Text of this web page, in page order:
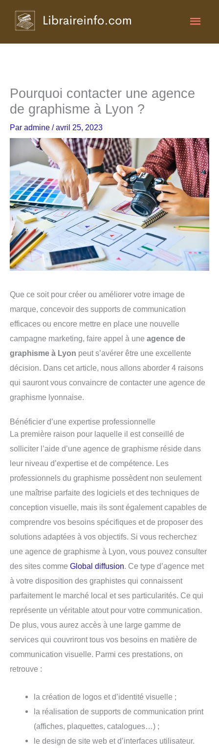
Pourquoi contacter une agence
de graphisme à Lyon ?
Par admine /avril 25, 2023
Que ce soit pour créer ou améliorer votre image de
marque, concevoir des supports de communication
efficaces ou encore mettre en place une nouvelle
campagne marketing, faire appel à une agence de
graphisme à Lyon peut s’avérer être une excellente
décision. Dans cet article, nous allons aborder 4 raisons
qui sauront vous convaincre de contacter une agence de
graphisme lyonnaise.
Bénéficier d’une expertise professionnelle
La première raison pour laquelle il est conseillé de
solliciter l’aide d’une agence de graphisme réside dans
leur niveau d’expertise et de compétence. Les
professionnels du graphisme possèdent non seulement
une maîtrise parfaite des logiciels et des techniques de
conception visuelle, mais ils sont également capables de
comprendre vos besoins spécifiques et de proposer des
solutions adaptées à vos objectifs. Si vous recherchez
une agence de graphisme à Lyon, vous pouvez consulter
des sites comme Global diffusion. Ce type d’agence met
à votre disposition des graphistes qui connaissent
parfaitement le marché local et ses particularités. Ce qui
représente un véritable atout pour votre communication.
De plus, vous aurez accès à une large gamme de
services qui couvriront tous vos besoins en matière de
communication visuelle. Parmi ces prestations, on
retrouve :
la création de logos et d’identité visuelle ;
la réalisation de supports de communication print
(affiches, plaquettes, catalogues…) ;
le design de site web et d’interfaces utilisateur.